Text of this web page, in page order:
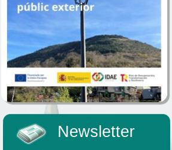
Newsletter